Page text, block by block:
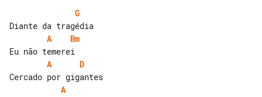
G
A
Bm
A
D
A